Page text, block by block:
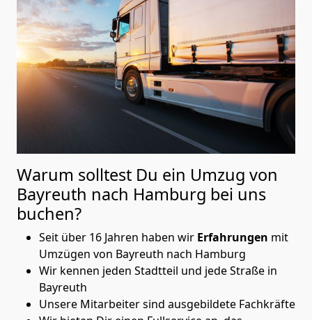
Warum solltest Du ein Umzug von
Bayreuth nach Hamburg bei uns
buchen?
Seit über 16 Jahren haben wir Erfahrungen mit
Umzügen von Bayreuth nach Hamburg
Wir kennen jeden Stadtteil und jede Straße in
Bayreuth
Unsere Mitarbeiter sind ausgebildete Fachkräfte